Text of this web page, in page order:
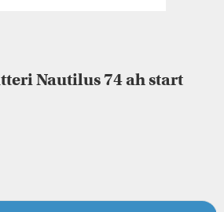
Nautilus 74 ah start